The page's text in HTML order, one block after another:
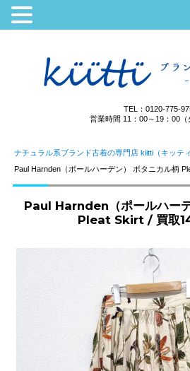
TEL：0120-775-
営業時間 11：00～19：00（
ナチュラル系ブランド古着の専門店 kiitti（キッティ
Paul Harnden（ポールハーデン） ボタニカル柄
Paul Harnden（ポールハー
Pleat Skirt / 買取